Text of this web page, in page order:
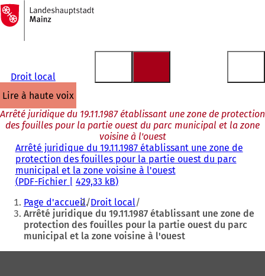
Accéder au contenu
Vers
la
page
d'accueil
Droit local
lire à haute voix
Arrêté juridique du 19.11.1987 établissant une zone de protection
des fouilles pour la partie ouest du parc municipal et la zone
voisine à l'ouest
Arrêté juridique du 19.11.1987 établissant une zone de
protection des fouilles pour la partie ouest du parc
municipal et la zone voisine à l'ouest
PDF-Fichier 429,33 kB
Vous
êtes
Page d'accueil Droit local
Arrêté juridique du 19.11.1987 établissant une zone de
protection des fouilles pour la partie ouest du parc
municipal et la zone voisine à l'ouest